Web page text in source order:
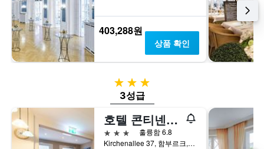
403,288원
상품 확인
3성급
3성급
호텔 콘티넨탈 함부르크 하우프트반호프
3성급
훌륭함 6.8
Kirchenallee 37, 함부르크, 함부르크, 독일